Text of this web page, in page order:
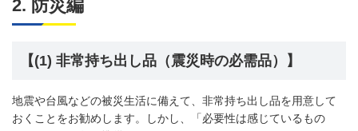
2. 防災編
【(1) 非常持ち出し品（震災時の必需品）】
地震や台風などの被災生活に備えて、非常持ち出し品を用意して
おくことをお勧めします。しかし、「必要性は感じているもの